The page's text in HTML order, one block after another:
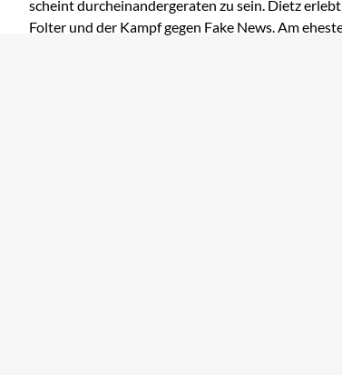
scheint durcheinandergeraten zu sein. Dietz
Folter und der Kampf gegen Fake News. Am